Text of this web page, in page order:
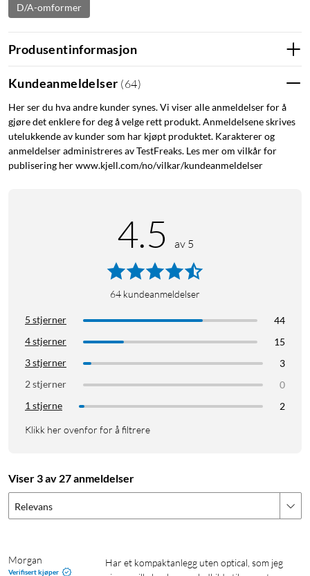
D/A-omformer
Produsentinformasjon
Kundeanmeldelser (64)
Her ser du hva andre kunder synes. Vi viser alle anmeldelser for å
gjøre det enklere for deg å velge rett produkt. Anmeldelsene skrives
utelukkende av kunder som har kjøpt produktet. Karakterer og
anmeldelser administreres av TestFreaks. Les mer om vilkår for
publisering her www.kjell.com/no/vilkar/kundeanmeldelser
4.5 av 5
64 kundeanmeldelser
5 stjerner
44
4 stjerner
15
3 stjerner
3
2 stjerner
0
1 stjerne
2
Klikk her ovenfor for å filtrere
Viser 3 av 27 anmeldelser
Relevans
Morgan
Verifisert kjøper
Har et kompaktanlegg uten optical, som jeg